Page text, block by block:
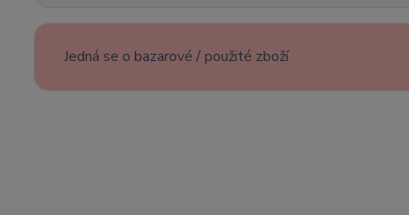
Jedná se o bazarové / použité zboží